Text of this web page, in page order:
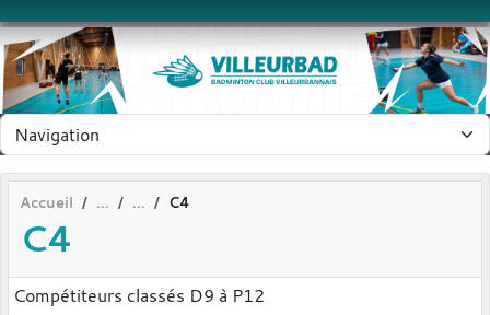
Accueil C4
C4
Compétiteurs classés D9 à P12